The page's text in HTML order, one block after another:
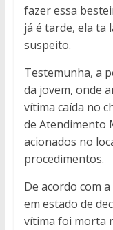
fazer essa
já é tarde, ela ta
suspeito.
Testemunha, a
da jovem, onde
vítima caída no
de Atendimento
acionados no
procedimentos.
De acordo com
em estado de
vítima foi morta